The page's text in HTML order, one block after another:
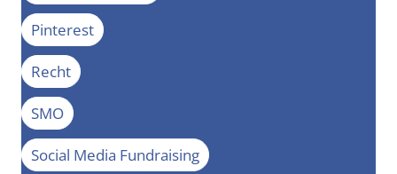
Pinterest
Recht
SMO
Social Media Fundraising